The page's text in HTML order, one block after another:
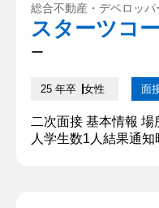
お願い致します。 【
経験はありますか？
と続け...
総合不動産・デベロッパ
スターツコ
ー
25 年卒 女性 面
二次面接 基本情報
人学生数1人結果通